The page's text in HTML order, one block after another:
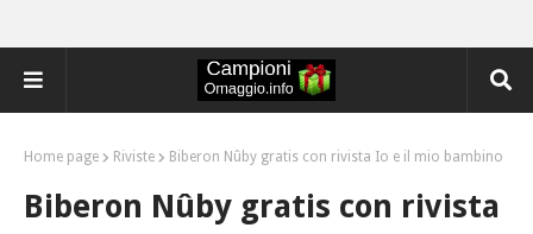
Home page Riviste Biberon Nûby gratis con rivista Io e il mio bambino
Biberon Nûby gratis con rivista